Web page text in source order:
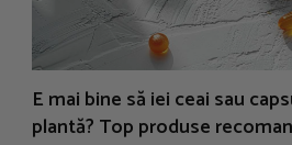
E mai bine să iei ceai sau
plantă? Top produse